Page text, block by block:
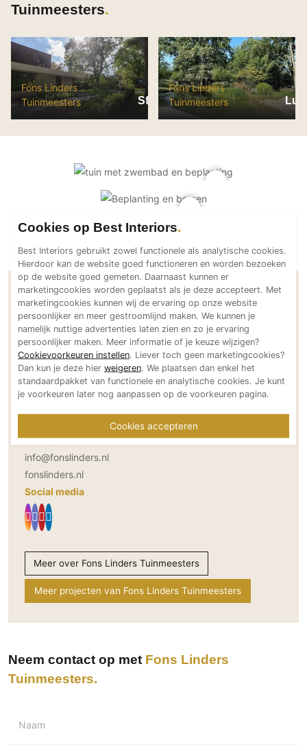
Beton Ciré vloeren
PVC vloeren
Gietvloeren
Houten vloeren
Natuursteen en keramiek vloeren
Vloerkleden
Behang / Wandtextiel
Natuursteen en keramiek
Leer
Schilderwerk
Stucwerk
Spuitwerk
Technologie
Audio/Video
Mirror TV
Fitnessapparatuur
Wifi
Overig
Akoestiek
Binnenzwembaden
Wellness
Wijnkelder en wijnkasten
Tuinmeesters
Fons Linders
Tuinmeesters
Sfeervolle tuin bij villa
Fons Linders
Tuinmeesters
Contactgegevens Fons Linders
Tuinmeesters
Adresgegevens
Broekdijk 1
5674 SJ Nuenen
+31 (0) 40 2951010
info@fonslinders.nl
fonslinders.nl
Social media
Meer over Fons Linders Tuinmeesters
Meer projecten van Fons Linders Tuinmeesters
Neem contact op met Fons Linders
Tuinmeesters
Naam
Cookies op Best Interiors
Best Interiors gebruikt zowel functionele als analytische cookies.
Hierdoor kan de website goed functioneren en worden bezoeken
op de website goed gemeten. Daarnaast kunnen er
marketingcookies worden geplaatst als je deze accepteert. Met
marketingcookies kunnen wij de ervaring op onze website
persoonlijker en meer gestroomlijnd maken. We kunnen je
namelijk nuttige advertenties laten zien en zo je ervaring
persoonlijker maken. Meer informatie of je keuze wijzigen?
Cookievoorkeuren instellen. Liever toch geen marketingcookies?
Dan kun je deze hier weigeren. We plaatsen dan enkel het
standaardpakket van functionele en analytische cookies. Je kunt
je voorkeuren later nog aanpassen op de voorkeuren pagina.
Cookies accepteren